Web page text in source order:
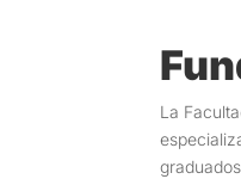
La